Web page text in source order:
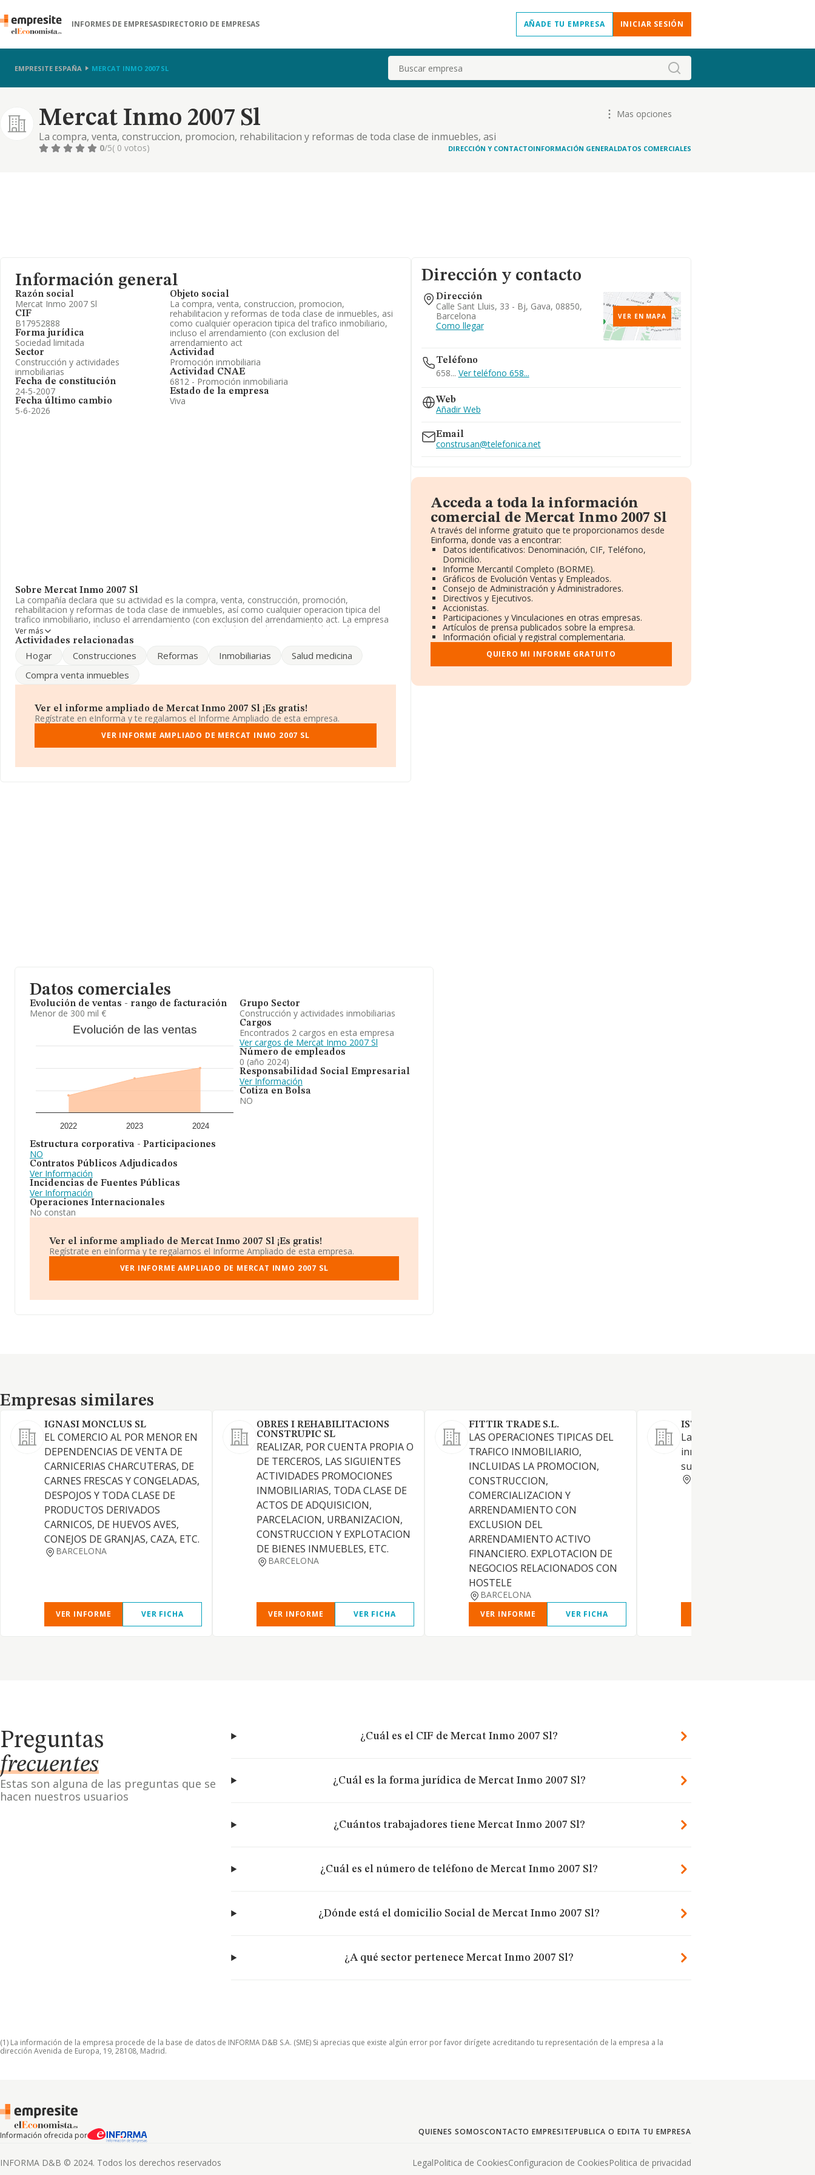
INFORMES DE EMPRESASDIRECTORIO DE EMPRESAS AÑADE TU EMPRESA INICIAR SESIÓN
EMPRESITE ESPAÑA MERCAT INMO 2007 SL Buscar
Mercat Inmo 2007 Sl
La compra, venta, construccion, promocion, rehabilitacion y reformas de toda clase de inmuebles, asi
como cualquier operacion tipica del trafico inmobiliario, incluso el arrendamiento (con exclusion del
Mas opciones
0/5( 0 votos) DIRECCIÓN Y CONTACTOINFORMACIÓN GENERALDATOS COMERCIALES
Información general
Razón social
Mercat Inmo 2007 Sl
CIF
B17952888
Forma jurídica
Sociedad limitada
Sector
Construcción y actividades
inmobiliarias
Fecha de constitución
24-5-2007
Fecha último cambio
5-6-2026
Objeto social
La compra, venta, construccion, promocion,
rehabilitacion y reformas de toda clase de inmuebles, asi
como cualquier operacion tipica del trafico inmobiliario,
incluso el arrendamiento (con exclusion del
arrendamiento act
Actividad
Promoción inmobiliaria
Actividad CNAE
6812 - Promoción inmobiliaria
Estado de la empresa
Viva
Sobre Mercat Inmo 2007 Sl
La compañía declara que su actividad es la compra, venta, construcción, promoción,
rehabilitacion y reformas de toda clase de inmuebles, así como cualquier operacion tipica del
trafico inmobiliario, incluso el arrendamiento (con exclusion del arrendamiento act. La empresa
aparece inscrita en el Registro Mercantil como Sociedad Limitada. La actividad de referencia
CNAE corresponde a '%cnae%', cuyo Código es 6812. La empresa no tiene actividad en
La empresaMercat Inmo 2007 S.L, con número de identificación fiscal B17952888, se
Cataluña.
En relación con el sector y disponiendo de los datos de hasta 231.218 empresas, en el ámbito
nacional la facturación alcanza la cifra de 29.817 millones de euros y la media entre todas las
compañías es de 128 mil euros de ventas en 2024. Con el fin de ampliar la información relativa a
empleados es de 1.
Ver más
Actividades relacionadas
Hogar Construcciones Reformas Inmobiliarias
Salud medicina
Compra venta inmuebles
Ver el informe ampliado de Mercat Inmo 2007 Sl ¡Es gratis!
Regístrate en eInforma y te regalamos el Informe Ampliado de esta empresa.
VER INFORME AMPLIADO DE MERCAT INMO 2007 SL
Dirección y contacto
Dirección
Calle Sant Lluis, 33 - Bj, Gava, 08850,
Barcelona
Como llegar
VER EN MAPA
Teléfono
658... Ver teléfono 658...
Web
Añadir Web
Email
construsan@telefonica.net
Acceda a toda la información
comercial de Mercat Inmo 2007 Sl
A través del informe gratuito que te proporcionamos desde
Einforma, donde vas a encontrar:
Datos identificativos: Denominación, CIF, Teléfono,
Domicilio.
Informe Mercantil Completo (BORME).
Gráficos de Evolución Ventas y Empleados.
Consejo de Administración y Administradores.
Directivos y Ejecutivos.
Accionistas.
Participaciones y Vinculaciones en otras empresas.
Artículos de prensa publicados sobre la empresa.
Información oficial y registral complementaria.
QUIERO MI INFORME GRATUITO
Datos comerciales
Evolución de ventas - rango de facturación
Menor de 300 mil €
Evolución de las ventas
2022 2023 2024
Estructura corporativa - Participaciones
NO
Contratos Públicos Adjudicados
Ver Información
Incidencias de Fuentes Públicas
Ver Información
Operaciones Internacionales
No constan
Grupo Sector
Construcción y actividades inmobiliarias
Cargos
Encontrados 2 cargos en esta empresa
Ver cargos de Mercat Inmo 2007 Sl
Número de empleados
0 (año 2024)
Responsabilidad Social Empresarial
Ver Información
Cotiza en Bolsa
NO
Ver el informe ampliado de Mercat Inmo 2007 Sl ¡Es gratis!
Regístrate en eInforma y te regalamos el Informe Ampliado de esta empresa.
VER INFORME AMPLIADO DE MERCAT INMO 2007 SL
Empresas similares
Empresas similares
IGNASI MONCLUS SL
EL COMERCIO AL POR MENOR EN
DEPENDENCIAS DE VENTA DE
CARNICERIAS CHARCUTERAS, DE
CARNES FRESCAS Y CONGELADAS,
DESPOJOS Y TODA CLASE DE
PRODUCTOS DERIVADOS
CARNICOS, DE HUEVOS AVES,
CONEJOS DE GRANJAS, CAZA, ETC.
BARCELONA
VER INFORME VER FICHA
OBRES I REHABILITACIONS
CONSTRUPIC SL
REALIZAR, POR CUENTA PROPIA O
DE TERCEROS, LAS SIGUIENTES
ACTIVIDADES PROMOCIONES
INMOBILIARIAS, TODA CLASE DE
ACTOS DE ADQUISICION,
PARCELACION, URBANIZACION,
CONSTRUCCION Y EXPLOTACION
DE BIENES INMUEBLES, ETC.
BARCELONA
VER INFORME VER FICHA
FITTIR TRADE S.L.
LAS OPERACIONES TIPICAS DEL
TRAFICO INMOBILIARIO,
INCLUIDAS LA PROMOCION,
CONSTRUCCION,
COMERCIALIZACION Y
ARRENDAMIENTO CON
EXCLUSION DEL
ARRENDAMIENTO ACTIVO
FINANCIERO. EXPLOTACION DE
NEGOCIOS RELACIONADOS CON
HOSTELE
BARCELONA
VER INFORME VER FICHA
ISTE SL
La construcción y
inmuebles urbanos con
su arriendo y venta.
Preguntas
frecuentes
Estas son alguna de las preguntas que se
hacen nuestros usuarios
¿Cuál es el CIF de Mercat Inmo 2007 Sl?
¿Cuál es la forma jurídica de Mercat Inmo 2007 Sl?
¿Cuántos trabajadores tiene Mercat Inmo 2007 Sl?
¿Cuál es el número de teléfono de Mercat Inmo 2007 Sl?
¿Dónde está el domicilio Social de Mercat Inmo 2007 Sl?
¿A qué sector pertenece Mercat Inmo 2007 Sl?
(1) La información de la empresa procede de la base de datos de INFORMA D&B S.A. (SME) Si aprecias que existe algún error por favor dirígete acreditando tu representación de la empresa a la
dirección Avenida de Europa, 19, 28108, Madrid.
Información ofrecida por QUIENES SOMOSCONTACTO EMPRESITEPUBLICA O EDITA TU EMPRESA
INFORMA D&B © 2024. Todos los derechos reservados LegalPolitica de CookiesConfiguracion de CookiesPolitica de privacidad